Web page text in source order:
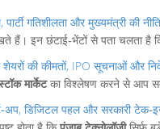
पार्टी गतिशीलता और मुख्यमंत्री की
हैं। इन छंटाई‑भेंटों से पता चलता है
की कीमतों, IPO सूचनाओं और
मार्केटका विश्लेषण करने से आप
डिजिटल पहल और सरकारी